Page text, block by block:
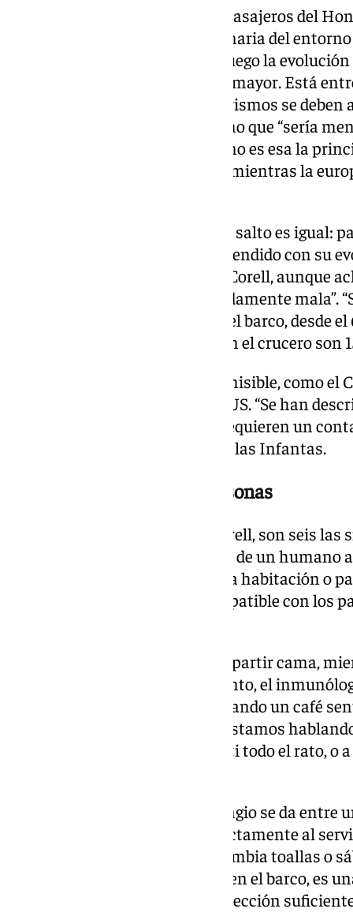
La cepa que ha infectado a los pasajeros del
variante, conocida por ser originaria del
cuadro inicial, tipo gripe, pero luego la
Corell. “Su letalidad es también mayor. Está
si bien considera que estos guarismos se
de Argentina y de Chile”, así como que “sería
hospitales”. En cualquier caso, no es esa la
desmarca de la anterior es que, mientras la
“En la variante Andes, el primer salto es igual:
pero es una variedad que ha aprendido con su
de persona a persona”, ahonda Corell, aunque
hacerlo “es muy mala, extremadamente mala”.
llevan produciéndose casos en el barco, desde
ocho personas contagiadas, y en el crucero son
Si esto hubiera sido muy transmisible, como el
ejemplifica el catedrático de la US. “Se han
espacios muy confinados que requieren un
Ignacio Jesús Molina Pineda de las Infantas.
Cómo se contagia entre personas
En concreto, según describe Corell, son seis
de los Andes se puede contagiar de un
convivencia en una casa, en una habitación o
mismo lugar cerrado, caso compatible con los
El segundo escenario sería compartir cama,
un contacto íntimo. En este punto, el
ser sexual o no. Si estamos tomando un café
cerveza, yo estoy contagiado y estamos
respiración te están cayendo a ti todo el rato, o
Una cuarta posibilidad de contagio se da entre
a cuidarla. La quinta atañe directamente al
pillar el hantavirus en lo que cambia toallas o
último, que sucede con certeza en el barco, es
hantavirus sin disponer de protección